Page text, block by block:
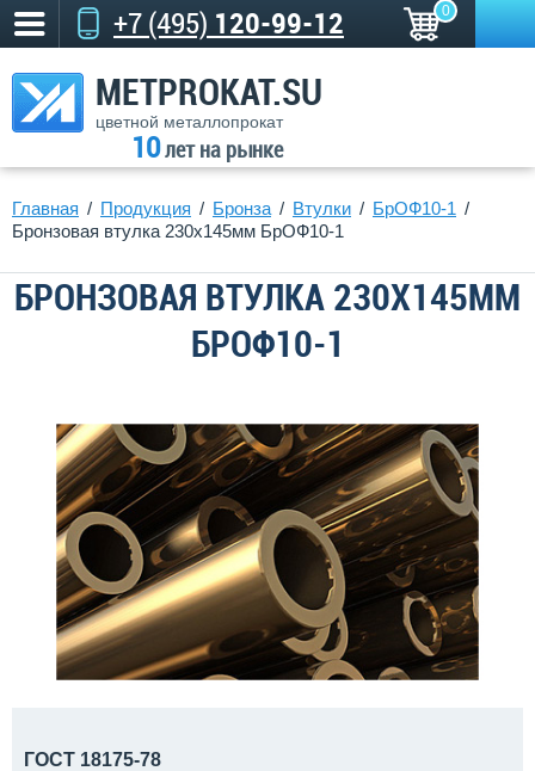
+7 (495) 120-99-12 0
METPROKAT.SU
цветной металлопрокат
10лет на рынке
Главная Продукция Бронза Втулки
БрОФ10-1
Бронзовая втулка 230x145мм БрОФ10-1
БРОНЗОВАЯ ВТУЛКА 230X145ММ
БРОФ10-1
ГОСТ 18175-78